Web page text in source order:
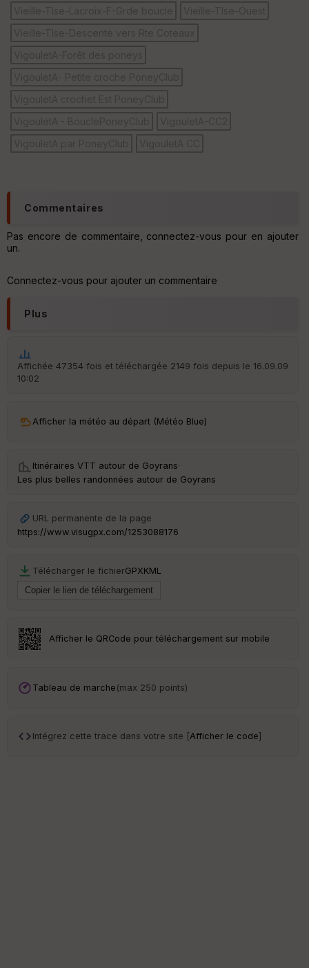
Commentaires
Pas encore de commentaire, connectez-vous pour en ajouter
un.
Connectez-vous pour ajouter un commentaire
Plus
Affichée 47354 fois et téléchargée 2149 fois depuis le 16.09.09
10:02
Afficher la météo au départ (Météo Blue)
Itinéraires VTT autour de Goyrans·
Les plus belles randonnées autour de Goyrans
URL permanente de la page
https://www.visugpx.com/1253088176
Télécharger le fichierGPXKML
Afficher le QRCode pour téléchargement sur mobile
Tableau de marche (max 250 points)
Intégrez cette trace dans votre site [Afficher le code]